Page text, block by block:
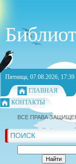
Пятница, 07.08.2026, 17:39
ГЛАВНАЯ
КОНТАКТЫ
ПОИСК
ВСЕ ПРАВА